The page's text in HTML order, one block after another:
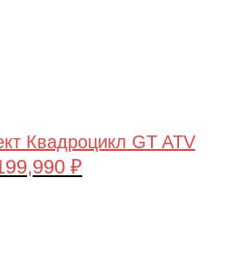
Квадроцикл GT ATV
₽